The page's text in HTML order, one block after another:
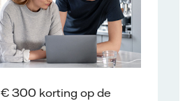
€ 300 korting op de